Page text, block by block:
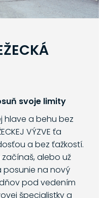
svoje limity
hlave a behu bez
VÝZVE ťa
a bez ťažkostí.
alebo už
posunie na nový
pod vedením
špecialistky a